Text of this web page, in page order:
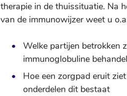
therapie in de thuissituatie. Na
van de immunowijzer weet u
Welke partijen betrokken
immunoglobuline
Hoe een zorgpad eruit
onderdelen dit bestaat